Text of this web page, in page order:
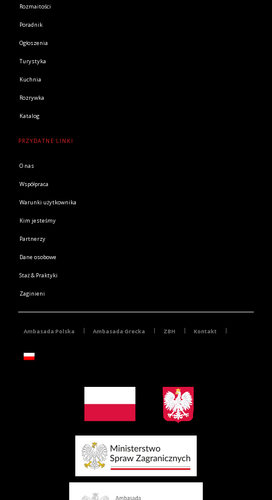
Rozmaitości
Poradnik
Ogłoszenia
Turystyka
Kuchnia
Rozrywka
Katalog
PRZYDATNE LINKI
O nas
Współpraca
Warunki użytkownika
Kim jesteśmy
Partnerzy
Dane osobowe
Staż & Praktyki
Zaginieni
Ambasada Polska Ambasada Grecka ZBH Kontakt